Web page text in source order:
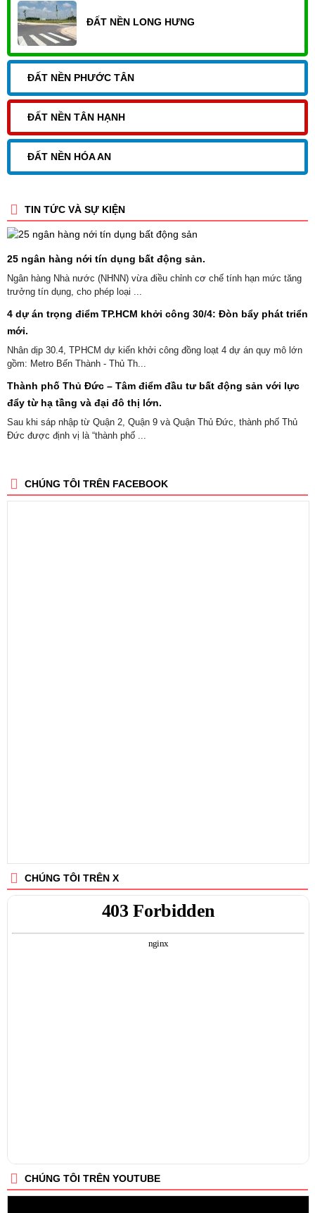
ĐẤT NỀN LONG HƯNG
ĐẤT NỀN PHƯỚC TÂN
ĐẤT NỀN TÂN HẠNH
ĐẤT NỀN HÓA AN
TIN TỨC VÀ SỰ KIỆN
25 ngân hàng nới tín dụng bất động sản.
Ngân hàng Nhà nước (NHNN) vừa điều chỉnh cơ chế tính hạn mức tăng
trưởng tín dụng, cho phép loại ...
4 dự án trọng điểm TP.HCM khởi công 30/4: Đòn bẩy phát triển
mới.
Nhân dịp 30.4, TPHCM dự kiến khởi công đồng loạt 4 dự án quy mô lớn
gồm: Metro Bến Thành - Thủ Th...
Thành phố Thủ Đức – Tâm điểm đầu tư bất động sản với lực
đẩy từ hạ tầng và đại đô thị lớn.
Sau khi sáp nhập từ Quận 2, Quận 9 và Quận Thủ Đức, thành phố Thủ
Đức được định vị là “thành phố ...
CHÚNG TÔI TRÊN FACEBOOK
CHÚNG TÔI TRÊN X
CHÚNG TÔI TRÊN YOUTUBE